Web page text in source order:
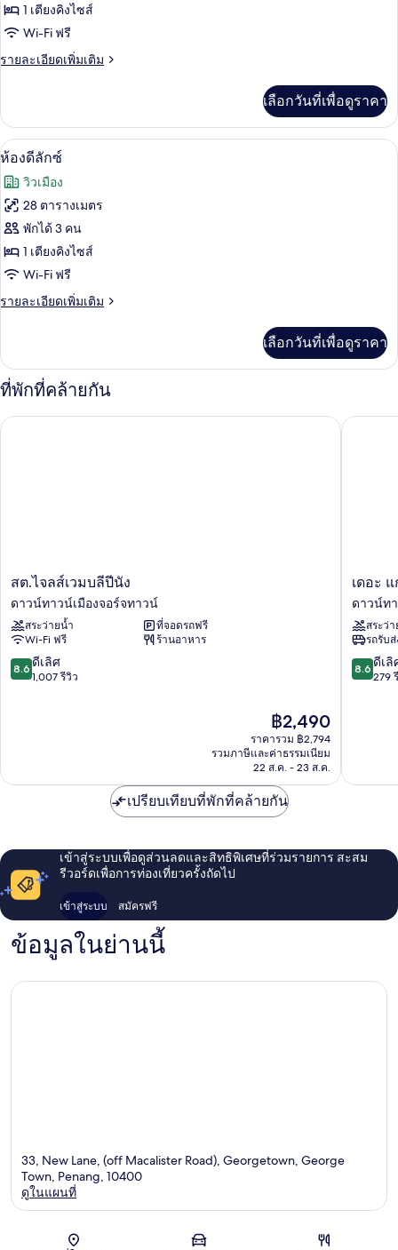
1 เตียงคิงไซส์
Wi-Fi ฟรี
รายละเอียดเพิ่มเติม
ราย
เกี่ยว
กับ
ห้อง
พี
เรีย
เลือกวันที่เพื่อดูราคา
เปิด
ภาพถ่าย
ทั้งหมด
ของ
ห้อง
ดี
ลัก
ตู้นิรภัยในห้องพัก, โต๊ะทำงาน, พื้นที่ท
7
ห้องดีลักซ์
วิวเมือง
28 ตารางเมตร
พักได้ 3 คน
1 เตียงคิงไซส์
Wi-Fi ฟรี
รายละเอียดเพิ่มเติม
ราย
เกี่ยว
กับ
ห้อง
ลัก
เลือกวันที่เพื่อดูราคา
ที่พักที่คล้ายกัน
สต.ไจ
ลส์เวมบ
ลี
ปีนัง
ดาวน์
ทาวน์
เมือง
สต.ไจลส์เวมบลีปีนัง
ดาวน์ทาวน์เมืองจอร์จทาวน์
สระว่ายน้ำ
ที่จอดรถฟรี
Wi-Fi ฟรี
ร้านอาหาร
8.6
จาก
8.6 ดีเลิศ
1,007 รีวิว
ราคา
ปัจจุบัน
คือ
฿2,490
฿2,490
ราคารวม ฿2,794
รวมภาษีและค่าธรรมเนียม
22 ส.ค. - 23 ส.ค.
สต.ไจลส์เวมบลีปีนัง
เดอะ
แกรนิต
ลัก
ชัว
รี
โฮ
เทล
เดอะ
ดาวน์ท
สระว่
รถรับ
8.6
จาก
8.6 ดีเลิ
279
เดอะ แ
เปรียบเทียบที่พักที่คล้ายกัน
เข้าสู่ระบบเพื่อดูส่วนลดและสิทธิพิเศษที่ร่วมรายการ สะสม
รีวอร์ดเพื่อการท่องเที่ยวครั้งถัดไป
เข้าสู่ระบบ สมัครฟรี
ข้อมูลในย่านนี้
แผนที่
33, New Lane, (off Macalister Road), Georgetown, George
Town, Penang, 10400
ดูในแผนที่